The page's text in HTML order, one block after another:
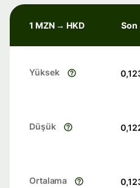
1 MZN → HKD Son
Yüksek
Düşük
Ortalama